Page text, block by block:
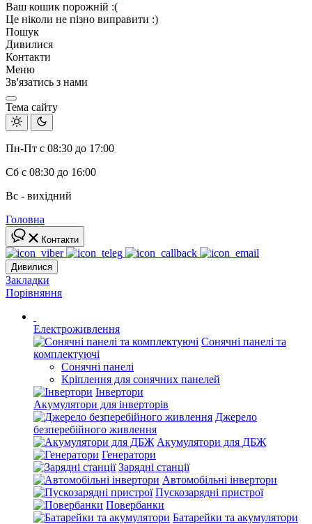
Ваш кошик порожній :(
Це ніколи не пізно виправити :)
Пошук
Дивилися
Контакти
Меню
Зв'язатись з нами
Тема сайту
Пн-Пт с 08:30 до 17:00
Сб с 08:30 до 16:00
Вс - вихідний
Головна
Контакти
Дивилися
Закладки
Порівняння
Електроживлення
Сонячні панелі та
комплектуючі
Сонячні панелі
Кріплення для сонячних панелей
Інвертори
Акумулятори для інверторів
Джерело
безперебійного живлення
Акумулятори для ДБЖ
Генератори
Зарядні станції
Автомобільні інвертори
Пускозарядні пристрої
Повербанки
Батарейки та акумулятори